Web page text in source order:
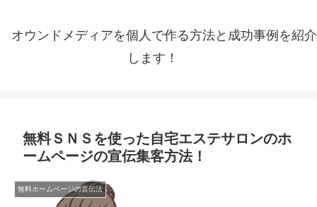
オウンドメディアを個人で作る方法と成功事例を紹介
します！
無料ＳＮＳを使った自宅エステサロンのホ
ームページの宣伝集客方法！
無料ホームページの宣伝法